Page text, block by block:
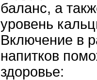
баланс, а
уровень
Включение в
напитков
здоровье: